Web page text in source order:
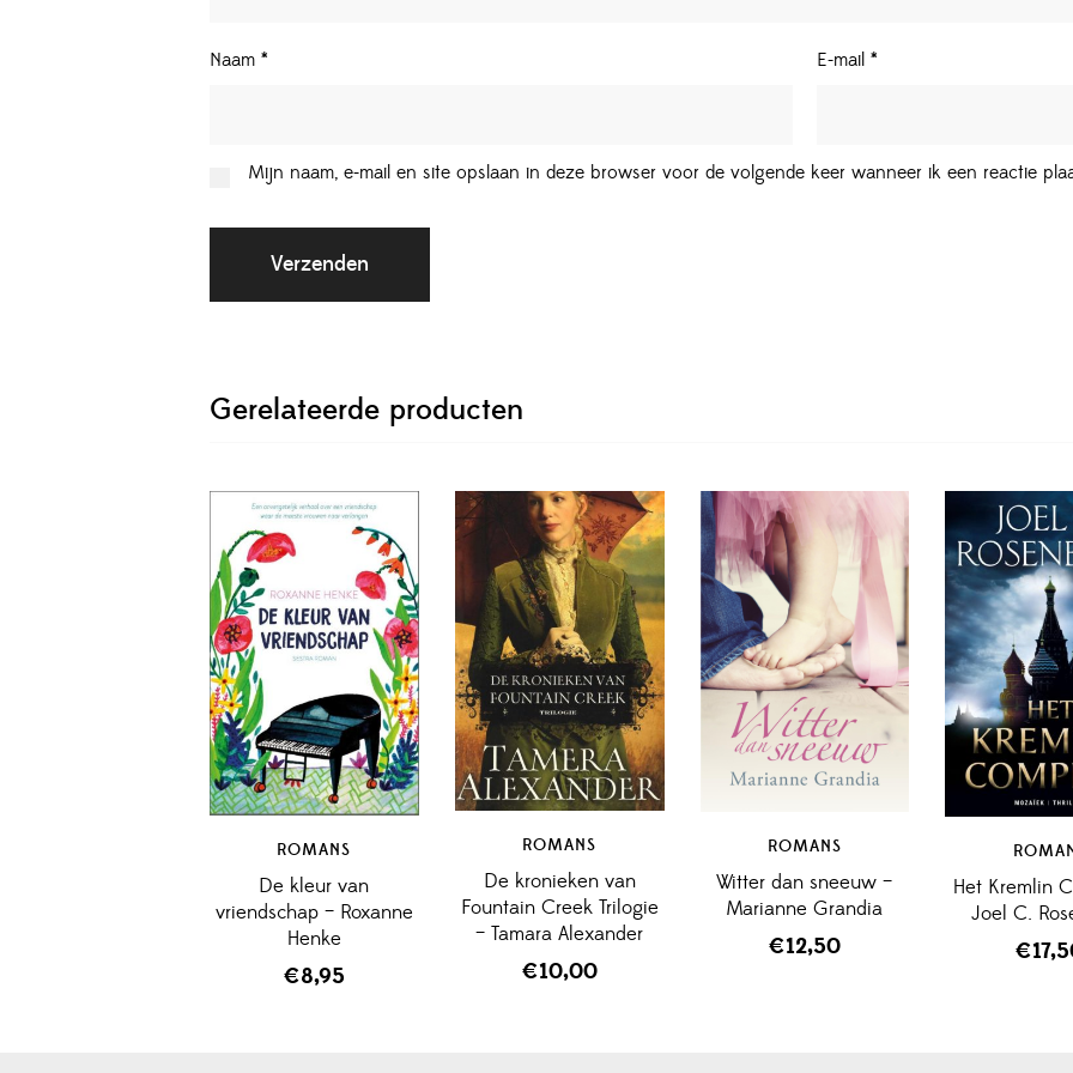
Naam * E-mail *
Mijn naam, e-mail en site opslaan in deze browser voor de volgende keer wanneer ik een reactie
Gerelateerde producten
ROMANS
De kleur van
vriendschap – Roxanne
Henke
€8,95
ROMANS
De kronieken van
Fountain Creek Trilogie
– Tamara Alexander
€10,00
ROMANS
Witter dan sneeuw –
Marianne Grandia
€12,50
Het Kremlin
Joel C.
€